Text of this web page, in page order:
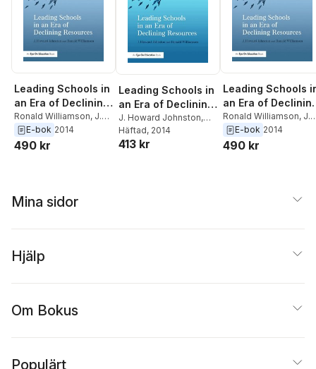
Leading Schools in
an Era of Declining
Resources
Ronald Williamson, J.
Howard Johnston
E-bok 2014
490 kr
Leading Schools in
an Era of Declining
Resources
J. Howard Johnston,
Ronald Williamson
Häftad, 2014
413 kr
Leading Schools
an Era of
Resources
Ronald Williamson, J.
Howard Johnston
E-bok 2014
490 kr
Mina sidor
Hjälp
Om Bokus
Populärt